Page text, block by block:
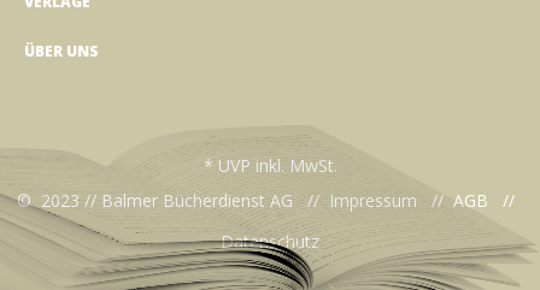
ÜBER UNS
* UVP inkl. MwSt.
© 2023 // Balmer Bücherdienst AG // Impressum // AGB //
Datenschutz